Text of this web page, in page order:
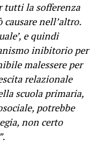
tutti la sofferenza
nell’altro.
e quindi
inibitorio per
malessere per
relazionale
scuola primaria,
potrebbe
non certo